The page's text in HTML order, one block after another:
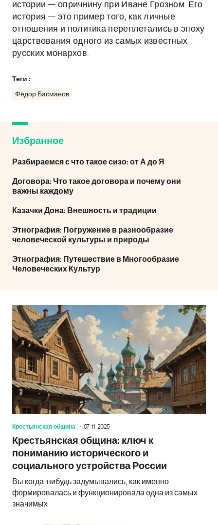
истории — опричнину при Иване Грозном. Его
история — это пример того, как личные
отношения и политика переплетались в эпоху
царствования одного из самых известных
русских монархов.
Теги :
Фёдор Басманов
Избранное
Разбираемся с что такое сизо: от А до Я
Договора: Что такое договора и почему они
важны каждому
Казачки Дона: Внешность и традиции
Этнография: Погружение в разнообразие
человеческой культуры и природы
Этнография: Путешествие в Многообразие
Человеческих Культур
Крестьянская община 07-11-2025
Крестьянская община: ключ к
пониманию исторического и
социального устройства России
Вы когда-нибудь задумывались, как именно
формировалась и функционировала одна из самых
значимых